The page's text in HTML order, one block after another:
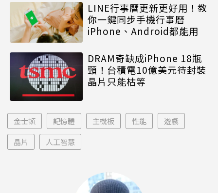
LINE行事曆更新更好用！教
你一鍵同步手機行事曆
iPhone、Android都能用
DRAM奇缺成iPhone 18瓶
頸！台積電10億美元待封裝
晶片只能枯等
金士頓 記憶體 主機板 性能 遊戲
晶片 人工智慧